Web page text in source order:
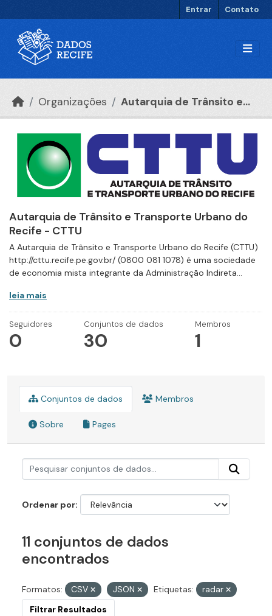
Entrar Contato
Organizações Autarquia de Trânsito e...
Autarquia de Trânsito e Transporte Urbano do
Recife - CTTU
A Autarquia de Trânsito e Transporte Urbano do Recife (CTTU)
http://cttu.recife.pe.gov.br/ (0800 081 1078) é uma sociedade
de economia mista integrante da Administração Indireta...
leia mais
Seguidores
0
Conjuntos de dados
30
Membros
1
Conjuntos de dados Membros
Sobre Pages
Ordenar por
11 conjuntos de dados
encontrados
Formatos: CSV JSON Etiquetas:
radar
Filtrar Resultados